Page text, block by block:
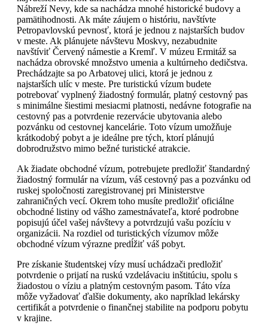
Nábreží Nevy, kde sa nachádza mnohé historické budovy a
pamätihodnosti. Ak máte záujem o históriu, navštívte
Petropavlovskú pevnosť, ktorá je jednou z najstarších budov
v meste. Ak plánujete návštevu Moskvy, nezabudnite
navštíviť Červený námestie a Kremľ. V múzeu Ermitáž sa
nachádza obrovské množstvo umenia a kultúrneho dedičstva.
Prechádzajte sa po Arbatovej ulici, ktorá je jednou z
najstarších ulíc v meste. Pre turistickú vízum budete
potrebovať vyplnený žiadostný formulár, platný cestovný pas
s minimálne šiestimi mesiacmi platnosti, nedávne fotografie na
cestovný pas a potvrdenie rezervácie ubytovania alebo
pozvánku od cestovnej kancelárie. Toto vízum umožňuje
krátkodobý pobyt a je ideálne pre tých, ktorí plánujú
dobrodružstvo mimo bežné turistické atrakcie.
Ak žiadate obchodné vízum, potrebujete predložiť štandardný
žiadostný formulár na vízum, váš cestovný pas a pozvánku od
ruskej spoločnosti zaregistrovanej pri Ministerstve
zahraničných vecí. Okrem toho musíte predložiť oficiálne
obchodné listiny od vášho zamestnávateľa, ktoré podrobne
popisujú účel vašej návštevy a potvrdzujú vašu pozíciu v
organizácii. Na rozdiel od turistických vízumov môže
obchodné vízum výrazne predĺžiť váš pobyt.
Pre získanie študentskej vízy musí uchádzači predložiť
potvrdenie o prijatí na ruskú vzdelávaciu inštitúciu, spolu s
žiadostou o víziu a platným cestovným pasom. Táto víza
môže vyžadovať ďalšie dokumenty, ako napríklad lekársky
certifikát a potvrdenie o finančnej stabilite na podporu pobytu
v krajine.